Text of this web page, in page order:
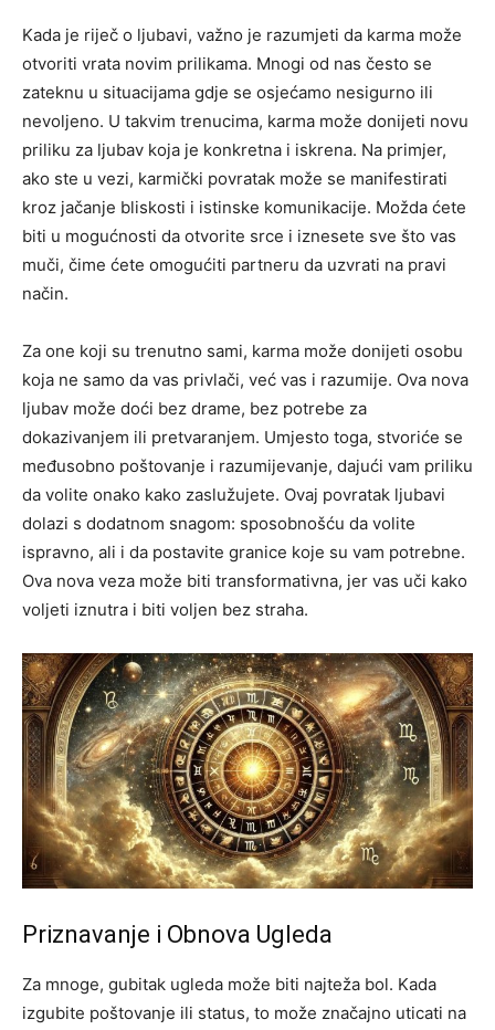
Kada je riječ o ljubavi, važno je razumjeti da karma može
otvoriti vrata novim prilikama. Mnogi od nas često se
zateknu u situacijama gdje se osjećamo nesigurno ili
nevoljeno. U takvim trenucima, karma može donijeti novu
priliku za ljubav koja je konkretna i iskrena. Na primjer,
ako ste u vezi, karmički povratak može se manifestirati
kroz jačanje bliskosti i istinske komunikacije. Možda ćete
biti u mogućnosti da otvorite srce i iznesete sve što vas
muči, čime ćete omogućiti partneru da uzvrati na pravi
način.
Za one koji su trenutno sami, karma može donijeti osobu
koja ne samo da vas privlači, već vas i razumije. Ova nova
ljubav može doći bez drame, bez potrebe za
dokazivanjem ili pretvaranjem. Umjesto toga, stvoriće se
međusobno poštovanje i razumijevanje, dajući vam priliku
da volite onako kako zaslužujete. Ovaj povratak ljubavi
dolazi s dodatnom snagom: sposobnošću da volite
ispravno, ali i da postavite granice koje su vam potrebne.
Ova nova veza može biti transformativna, jer vas uči kako
voljeti iznutra i biti voljen bez straha.
Priznavanje i Obnova Ugleda
Za mnoge, gubitak ugleda može biti najteža bol. Kada
izgubite poštovanje ili status, to može značajno uticati na